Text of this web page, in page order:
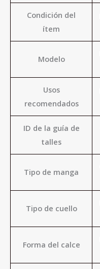
Condición del
ítem
Modelo
Usos
recomendados
ID de la guía de
talles
Tipo de manga
Tipo de cuello
Forma del calce